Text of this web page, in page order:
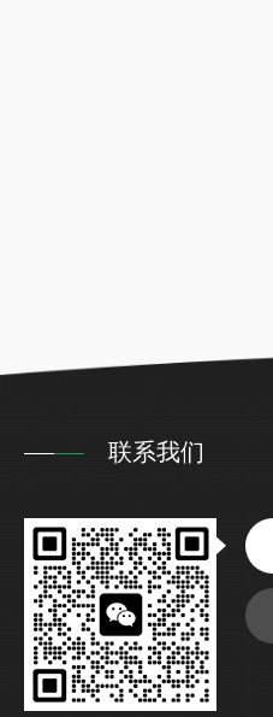
联系我们